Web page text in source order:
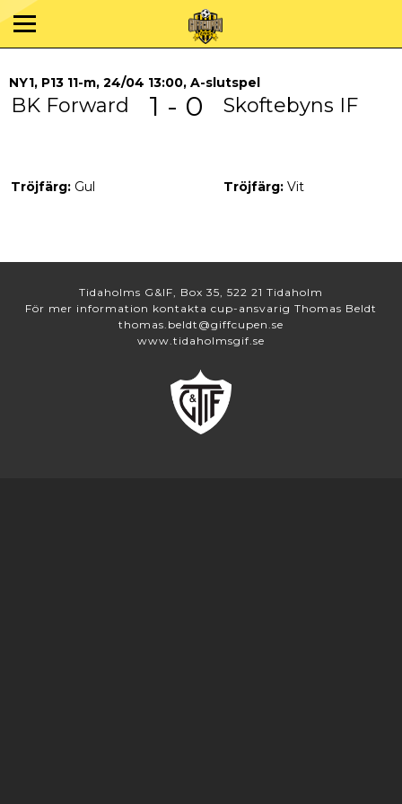
NY1, P13 11-m, 24/04 13:00, A-slutspel
BK Forward 1 - 0 Skoftebyns IF
Tröjfärg: Gul Tröjfärg: Vit
Tidaholms G&IF, Box 35, 522 21 Tidaholm
För mer information kontakta cup-ansvarig Thomas Beldt
thomas.beldt@giffcupen.se
www.tidaholmsgif.se